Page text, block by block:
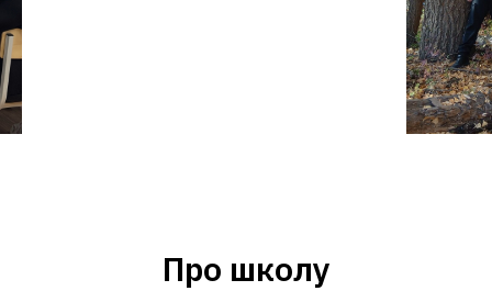
Про школу